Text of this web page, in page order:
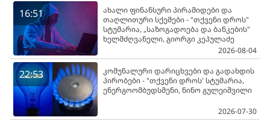
16:51
ახალი ფინანსური პირამიდები და
თაღლითური სქემები - "თქვენი დროს"
სტუმარია, „საზოგადოება და ბანკების"
ხელმძღვანელი, გიორგი კეპულაძე
2026-08-04
22:53
კომუნალური დარიცხვები და გადახდის
პირობები - "თქვენი დროს' სტუმარია,
ენერგოომბუდსმენი, ნინო გულეიშვილი
2026-07-30